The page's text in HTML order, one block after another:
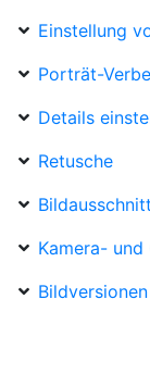
Einstellung
Porträt-
Details
Retusche
Kamera-
Bildversionen